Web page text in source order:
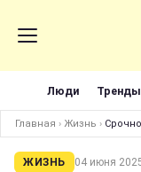
Люди Тренды
Главная › Жизнь ›
ЖИЗНЬ 04 июня